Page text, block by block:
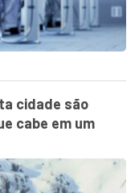
cidade são
cabe em um